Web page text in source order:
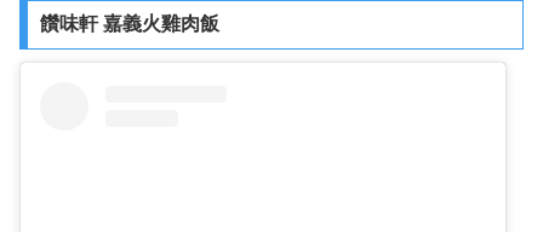
饡味軒 嘉義火雞肉飯